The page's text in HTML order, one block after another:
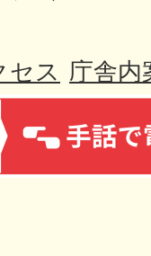
セス 庁舎内